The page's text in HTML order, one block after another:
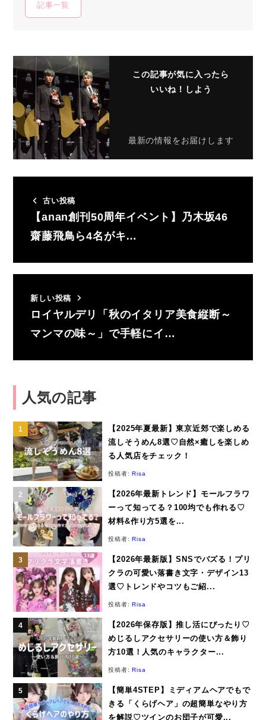
記事一覧
この記事が気に入ったら
いいね！しよう
最新の情報をお届けします
古い投稿
【anan創刊50周年イベント】乃木坂46
齋藤飛鳥ら4名がキ…
新しい投稿
ロイヤルデリ「秋のイタリア美食縦断～
マンマの味～」で手軽にイ…
人気の記事
【2025年夏最新】東京近郊で楽しめる
流しそうめん8選♡自然×癒しを楽しめ
る人気店をチェック！
投稿者: Risa
【2026年最新トレンド】モールフラワ
ーって知ってる？100均でも作れる♡
材料&作り方5選を...
投稿者: Risa
【2026年最新版】SNSでバズる！プリ
クラの可愛い落書き文字・デザイン13
選♡トレンドやコツもご紹...
投稿者: Risa
【2026年保存版】推し活にぴったり♡
めじるしアクセサリーの使い方＆飾り
方10選！人気のキャラクター...
投稿者: Risa
【簡単4STEP】ミディアムヘアでもで
きる「くらげヘア」の超簡単なやり方
を解説♡ツインのお団子が可愛...